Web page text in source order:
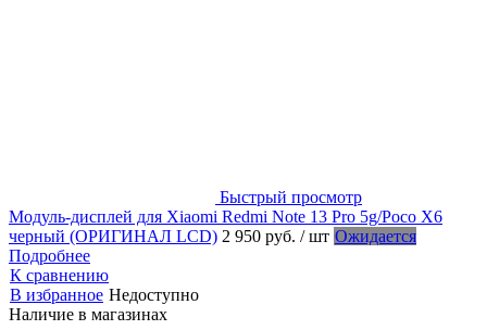
Быстрый просмотр
Модуль-дисплей для Xiaomi Redmi Note 13 Pro 5g/Poco X6
черный (ОРИГИНАЛ LCD) 2 950 руб. / шт Ожидается
Подробнее
К сравнению
В избранное Недоступно
Наличие в магазинах